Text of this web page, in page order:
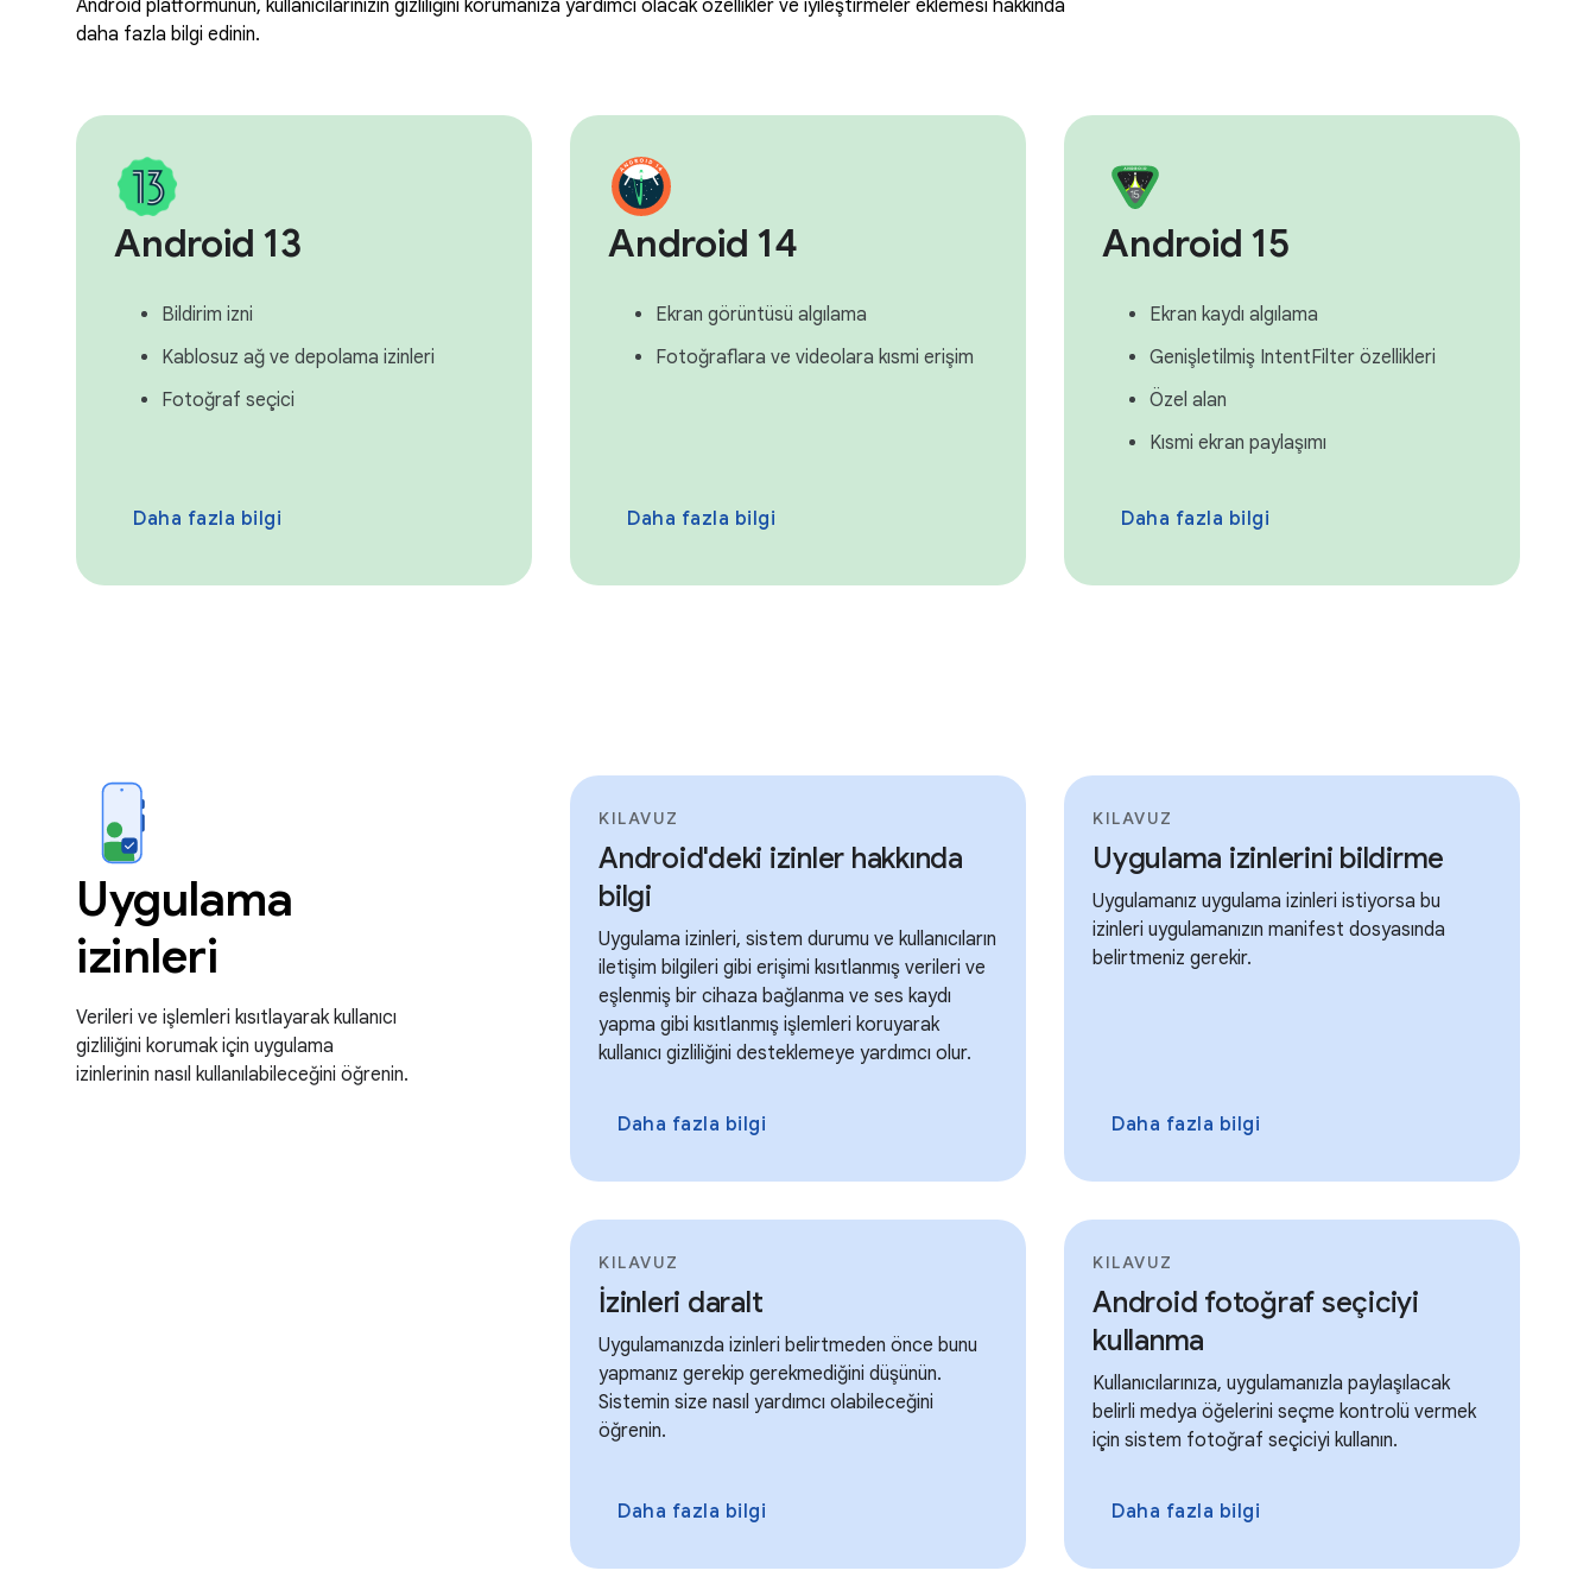
Android platformunun, kullanıcılarınızın gizliliğini korumanıza yardımcı olacak özellikler ve iyileştirmeler eklemesi hakkında
daha fazla bilgi edinin.
Android 13
Bildirim izni
Kablosuz ağ ve depolama izinleri
Fotoğraf seçici
Daha fazla bilgi
Android 14
Ekran görüntüsü algılama
Fotoğraflara ve videolara kısmi erişim
Daha fazla bilgi
Android 15
Ekran kaydı algılama
Genişletilmiş IntentFilter özellikleri
Özel alan
Kısmi ekran paylaşımı
Daha fazla bilgi
Uygulama
izinleri
Verileri ve işlemleri kısıtlayarak kullanıcı
gizliliğini korumak için uygulama
izinlerinin nasıl kullanılabileceğini öğrenin.
KILAVUZ
Android'deki izinler hakkında
bilgi
Uygulama izinleri, sistem durumu ve kullanıcıların
iletişim bilgileri gibi erişimi kısıtlanmış verileri ve
eşlenmiş bir cihaza bağlanma ve ses kaydı
yapma gibi kısıtlanmış işlemleri koruyarak
kullanıcı gizliliğini desteklemeye yardımcı olur.
Daha fazla bilgi
KILAVUZ
Uygulama izinlerini bildirme
Uygulamanız uygulama izinleri istiyorsa bu
izinleri uygulamanızın manifest dosyasında
belirtmeniz gerekir.
Daha fazla bilgi
KILAVUZ
İzinleri daralt
Uygulamanızda izinleri belirtmeden önce bunu
yapmanız gerekip gerekmediğini düşünün.
Sistemin size nasıl yardımcı olabileceğini
öğrenin.
Daha fazla bilgi
KILAVUZ
Android fotoğraf seçiciyi
kullanma
Kullanıcılarınıza, uygulamanızla paylaşılacak
belirli medya öğelerini seçme kontrolü vermek
için sistem fotoğraf seçiciyi kullanın.
Daha fazla bilgi